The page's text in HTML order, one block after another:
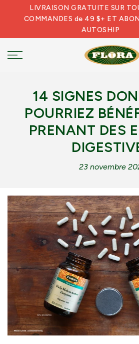
content
LIVRAISON GRATUITE SUR
COMMANDES de 49 $+ ET
AUTOSHIP
14 SIGNES
POURRIEZ
PRENANT DES
23 novembre